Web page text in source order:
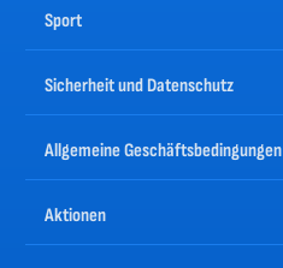
Sport
Sicherheit und Datenschutz
Allgemeine Geschäftsbedingungen
Aktionen